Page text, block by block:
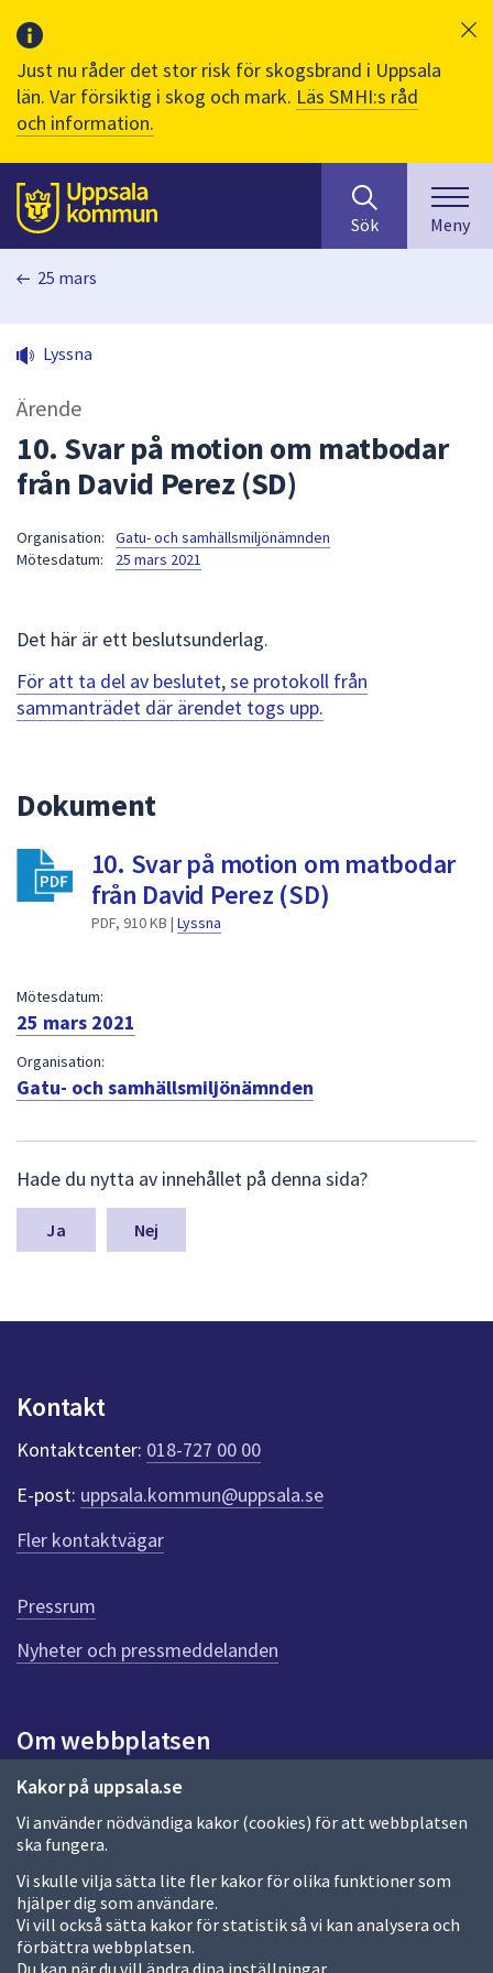
Just nu råder det stor risk för skogsbrand i Uppsala
län. Var försiktig i skog och mark. Läs SMHI:s råd
och information.
Till sidans
huvudinnehåll
efter
innehåll
på
sökfältet
kommer
presenteras
för
att
navigera
för
att
välja
Sök Meny
Kakor på uppsala.se
Vi använder nödvändiga kakor (cookies) för att webbplatsen
ska fungera.
Vi skulle vilja sätta lite fler kakor för olika funktioner som
hjälper dig som användare.
Vi vill också sätta kakor för statistik så vi kan analysera och
förbättra webbplatsen.
Du kan när du vill ändra dina inställningar.
25 mars
Lyssna
Ärende
10. Svar på motion om matbodar
från David Perez (SD)
Organisation:
Gatu- och samhällsmiljönämnden
Mötesdatum:
25 mars 2021
Det här är ett beslutsunderlag.
För att ta del av beslutet, se protokoll från
sammanträdet där ärendet togs upp.
Dokument
10. Svar på motion om matbodar
från David Perez (SD)
PDF, 910 KB | Lyssna
Mötesdatum:
25 mars 2021
Organisation:
Gatu- och samhällsmiljönämnden
ä
m
a
n
k
t
e
r
f
ö
r
e
n
n
a
d
a
Hade du nytta av innehållet på denna sida?
Nej
Kontakt
Kontaktcenter: 018-727 00 00
E-post: uppsala.kommun@uppsala.se
Fler kontaktvägar
Pressrum
Nyheter och pressmeddelanden
Om webbplatsen
Om webbplatsen
Allmänna handlingar och diarium
Behandling av personuppgifter
Kakor
Språk (other languages)